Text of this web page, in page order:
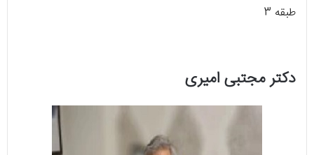
طبقه 3
دکتر مجتبی امیری